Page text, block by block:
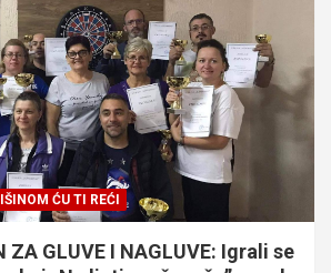
ĆU TI REĆI
ZA GLUVE I NAGLUVE: Igrali se